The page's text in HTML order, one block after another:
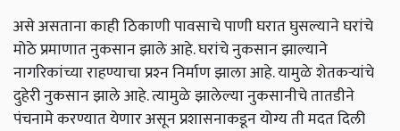
असे असताना काही ठिकाणी पावसाचे पाणी घरात घुसल्याने घरांचे
मोठे प्रमाणात नुकसान झाले आहे. घरांचे नुकसान झाल्याने
नागरिकांच्या राहण्याचा प्रश्‍न निर्माण झाला आहे. यामुळे शेतकऱ्यांचे
दुहेरी नुकसान झाले आहे. त्यामुळे झालेल्या नुकसानीचे तातडीने
पंचनामे करण्यात येणार असून प्रशासनाकडून योग्य ती मदत दिली